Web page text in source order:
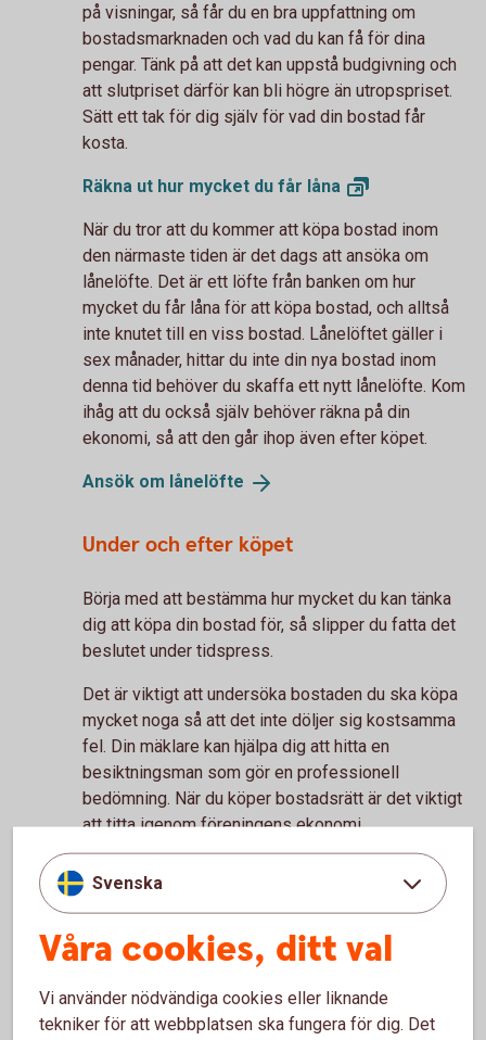
på visningar, så får du en bra uppfattning om
bostadsmarknaden och vad du kan få för dina
pengar. Tänk på att det kan uppstå budgivning och
att slutpriset därför kan bli högre än utropspriset.
Sätt ett tak för dig själv för vad din bostad får
kosta.
Räkna ut hur mycket du får låna
När du tror att du kommer att köpa bostad inom
den närmaste tiden är det dags att ansöka om
lånelöfte. Det är ett löfte från banken om hur
mycket du får låna för att köpa bostad, och alltså
inte knutet till en viss bostad. Lånelöftet gäller i
sex månader, hittar du inte din nya bostad inom
denna tid behöver du skaffa ett nytt lånelöfte. Kom
ihåg att du också själv behöver räkna på din
ekonomi, så att den går ihop även efter köpet.
Ansök om lånelöfte
Under och efter köpet
Börja med att bestämma hur mycket du kan tänka
dig att köpa din bostad för, så slipper du fatta det
beslutet under tidspress.
Det är viktigt att undersöka bostaden du ska köpa
mycket noga så att det inte döljer sig kostsamma
fel. Din mäklare kan hjälpa dig att hitta en
besiktningsman som gör en professionell
bedömning. När du köper bostadsrätt är det viktigt
att titta igenom föreningens ekonomi.
När du hittat en bostad som känns rätt kan det vara
dags att lägga ett bud. Om det blir budgivning
stämmer mäklaren sedan kontinuerligt av med dig
och de andra budgivarna, tills någon av er har vunnit
budgivningen.
Svenska
Våra cookies, ditt val
Vi använder nödvändiga cookies eller liknande
tekniker för att webbplatsen ska fungera för dig. Det